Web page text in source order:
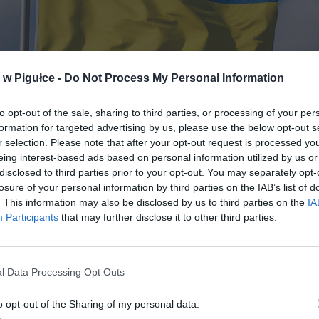
Pigułce - Do Not Process My Personal Information
opt-out of the sale, sharing to third parties, or processing of your
for targeted advertising by us, please use the below opt-out
selection. Please note that after your opt-out request is processed
interest-based ads based on personal information utilized by us
to third parties prior to your opt-out. You may separately
of your personal information by third parties on the IAB’s list of
This information may also be disclosed by us to third parties on the
Participants that may further disclose it to other third parties.
Data Processing Opt Outs
opt-out of the Sharing of my personal data.
Zdjęcie poglądowe. Fot. Warszawa w Pigułce
po decyzji UE: pożyczka wzmacnia pozycję Ukrainy
Ukrainy Wołodymyr Zełenski ocenił, że decyzja Unii Europejskiej o
Ukrainie pożyczki w wysokości 90 mld euro znacząco wzmacnia
dalszych działań politycznych i międzynarodowych.